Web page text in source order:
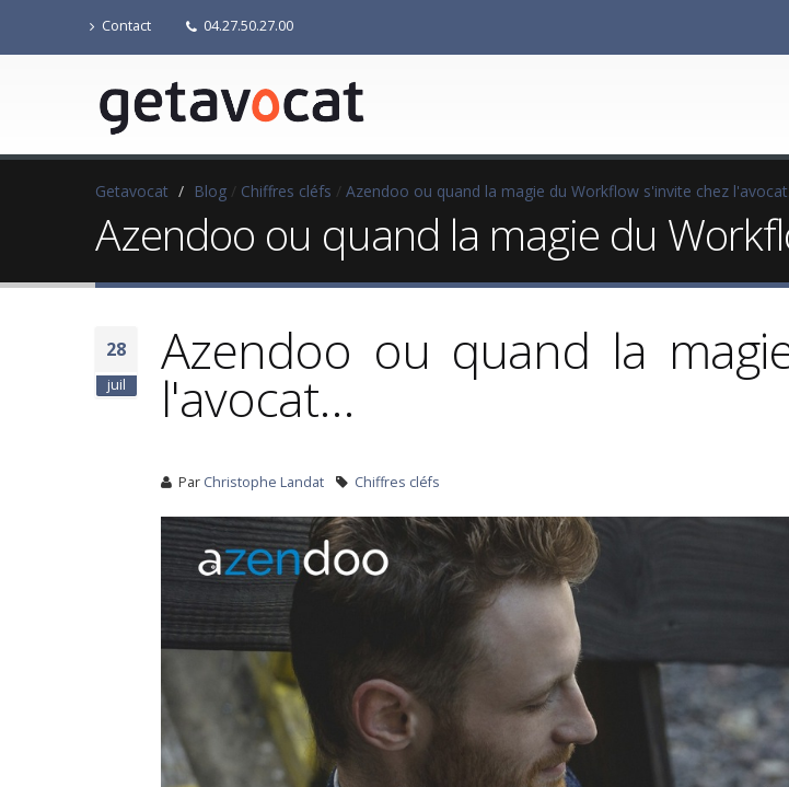
Contact 04.27.50.27.00
Getavocat / Blog / Chiffres cléfs / Azendoo ou quand la magie du Workflow s'invite chez
Azendoo ou quand la magie du
28
juil
Azendoo ou quand la
l'avocat...
Par Christophe Landat Chiffres cléfs